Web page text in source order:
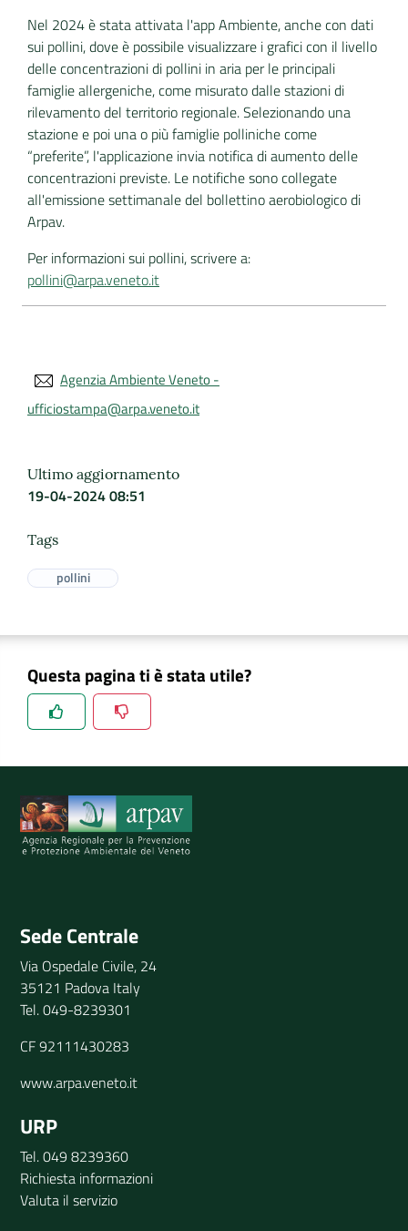
Nel 2024 è stata attivata l'app Ambiente, anche con dati
sui pollini, dove è possibile visualizzare i grafici con il livello
delle concentrazioni di pollini in aria per le principali
famiglie allergeniche, come misurato dalle stazioni di
rilevamento del territorio regionale. Selezionando una
stazione e poi una o più famiglie polliniche come
“preferite”, l'applicazione invia notifica di aumento delle
concentrazioni previste. Le notifiche sono collegate
all'emissione settimanale del bollettino aerobiologico di
Arpav.
Per informazioni sui pollini, scrivere a:
pollini@arpa.veneto.it
Agenzia Ambiente Veneto -
ufficiostampa@arpa.veneto.it
Ultimo aggiornamento
19-04-2024 08:51
Tags
pollini
Questa pagina ti è stata utile?
Spiegaci perchè, e aiutaci a migliorare il servizio
Sede Centrale
Via Ospedale Civile, 24
35121 Padova Italy
Tel. 049-8239301
CF 92111430283
www.arpa.veneto.it
URP
Tel. 049 8239360
Richiesta informazioni
Valuta il servizio